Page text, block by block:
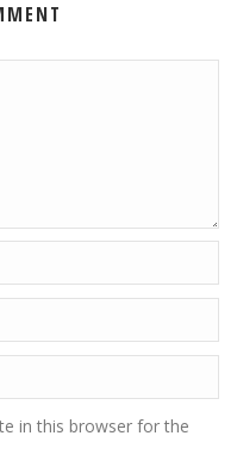
in this browser for the